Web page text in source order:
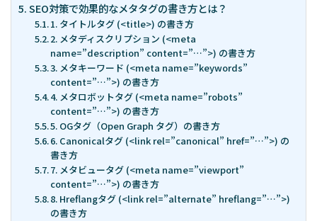
SEO対策で効果的なメタタグの書き方とは？
1. タイトルタグ (<title>) の書き方
2. メタディスクリプション (<meta
name=”description” content=”…”>) の書き方
3. メタキーワード (<meta name=”keywords”
content=”…”>) の書き方
4. メタロボットタグ (<meta name=”robots”
content=”…”>) の書き方
5. OGタグ（Open Graph タグ）の書き方
6. Canonicalタグ (<link rel=”canonical” href=”…”>) の
書き方
7. メタビュータグ (<meta name=”viewport”
content=”…”>) の書き方
8. Hreflangタグ (<link rel=”alternate” hreflang=”…”>)
の書き方